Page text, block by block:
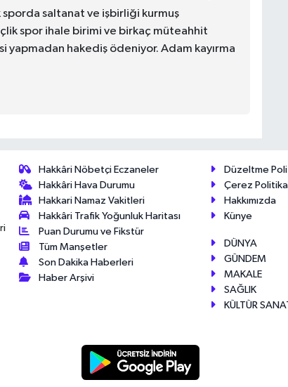
saltanat ve işbirliği kurmuş
spor ihale birimi ve birkaç müteahhit
hakediş ödeniyor. Adam kayırma
Hakkâri Nöbetçi Eczaneler
Hakkâri Hava Durumu
Hakkari Namaz Vakitleri
Hakkâri Trafik Yoğunluk Haritası
Puan Durumu ve Fikstür
Tüm Manşetler
Son Dakika Haberleri
Haber Arşivi
Düzeltme
Çerez
Hakkımızda
Künye
DÜNYA
GÜNDEM
MAKALE
SAĞLIK
KÜLTÜR